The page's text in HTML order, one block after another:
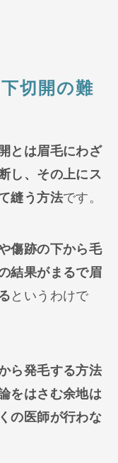
切開の難
とは眉毛にわざ
し、その上にス
縫う方法です。
傷跡の下から毛
結果がまるで眉
というわけで
ら発毛する方法
をはさむ余地は
の医師が行わな